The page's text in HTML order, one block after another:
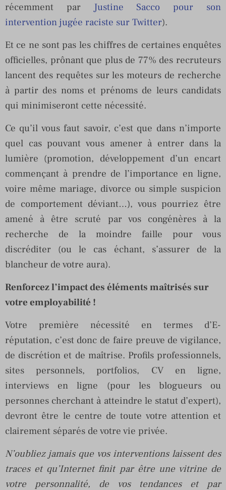
récemment par Justine Sacco pour son
intervention jugée raciste sur Twitter).
Et ce ne sont pas les chiffres de certaines enquêtes
officielles, prônant que plus de 77% des recruteurs
lancent des requêtes sur les moteurs de recherche
à partir des noms et prénoms de leurs candidats
qui minimiseront cette nécessité.
Ce qu’il vous faut savoir, c’est que dans n’importe
quel cas pouvant vous amener à entrer dans la
lumière (promotion, développement d’un encart
commençant à prendre de l’importance en ligne,
voire même mariage, divorce ou simple suspicion
de comportement déviant…), vous pourriez être
amené à être scruté par vos congénères à la
recherche de la moindre faille pour vous
discréditer (ou le cas échant, s’assurer de la
blancheur de votre aura).
Renforcez l’impact des éléments maîtrisés sur
votre employabilité !
Votre première nécessité en termes d’E-
réputation, c’est donc de faire preuve de vigilance,
de discrétion et de maîtrise. Profils professionnels,
sites personnels, portfolios, CV en ligne,
interviews en ligne (pour les blogueurs ou
personnes cherchant à atteindre le statut d’expert),
devront être le centre de toute votre attention et
clairement séparés de votre vie privée.
N’oubliez jamais que vos interventions laissent des
traces et qu’Internet finit par être une vitrine de
votre personnalité, de vos tendances et par